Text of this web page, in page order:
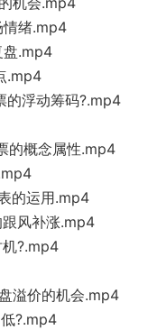
情绪.mp4
盘.mp4
.mp4
的浮动筹码?.mp4
的概念属性.mp4
的运用.mp4
跟风补涨.mp4
机?.mp4
溢价的机会.mp4
?.mp4